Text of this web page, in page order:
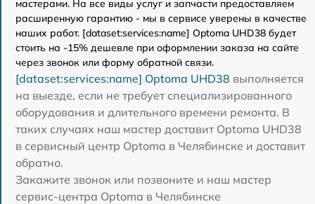
мастерами. На все виды услуг и запчасти предоставляем
расширенную гарантию - мы в сервисе уверены в качестве
наших работ. [dataset:services:name] Optoma UHD38 будет
стоить на -15% дешевле при оформлении заказа на сайте
через звонок или форму обратной связи.
[dataset:services:name] Optoma UHD38 выполняется
на выезде, если не требует специализированного
оборудования и длительного времени ремонта. В
таких случаях наш мастер доставит Optoma UHD38
в сервисный центр Optoma в Челябинске и доставит
обратно.
Закажите звонок или позвоните и наш мастер
сервис-центра Optoma в Челябинске